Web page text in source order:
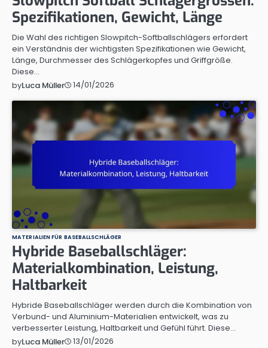
Spezifikationen, Gewicht, Länge
Die Wahl des richtigen Slowpitch-Softballschlägers erfordert
ein Verständnis der wichtigsten Spezifikationen wie Gewicht,
Länge, Durchmesser des Schlägerkopfes und Griffgröße.
Diese…
byLuca Müller 14/01/2026
MATERIALIEN FÜR BASEBALLSCHLÄGER
Hybride Baseballschläger:
Materialkombination, Leistung,
Haltbarkeit
Hybride Baseballschläger werden durch die Kombination von
Verbund- und Aluminium-Materialien entwickelt, was zu
verbesserter Leistung, Haltbarkeit und Gefühl führt. Diese…
byLuca Müller 13/01/2026